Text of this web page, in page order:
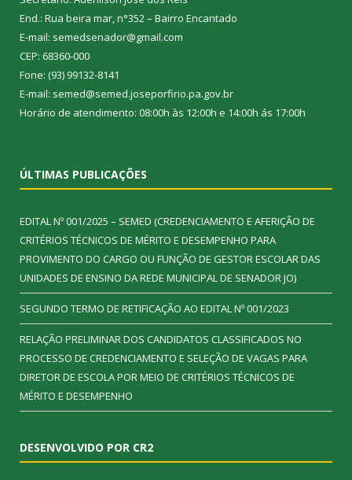
End.: Rua beira mar, n°352 – Bairro Encantado
E-mail: semedsenador@gmail.com
CEP: 68360-000
Fone: (93) 99132-8141
E-mail: semed@semed.joseporfirio.pa.gov.br
Horário de atendimento: 08:00h às 12:00h e 14:00h ás 17:00h
ÚLTIMAS PUBLICAÇÕES
EDITAL Nº 001/2025 – SEMED (CREDENCIAMENTO E AFERIÇÃO DE
CRITÉRIOS TÉCNICOS DE MÉRITO E DESEMPENHO PARA
PROVIMENTO DO CARGO OU FUNÇÃO DE GESTOR ESCOLAR DAS
UNIDADES DE ENSINO DA REDE MUNICIPAL DE SENADOR JO)
SEGUNDO TERMO DE RETIFICAÇÃO AO EDITAL Nº 001/2023
RELAÇÃO PRELIMINAR DOS CANDIDATOS CLASSIFICADOS NO
PROCESSO DE CREDENCIAMENTO E SELEÇÃO DE VAGAS PARA
DIRETOR DE ESCOLA POR MEIO DE CRITÉRIOS TÉCNICOS DE
MÉRITO E DESEMPENHO
DESENVOLVIDO POR CR2